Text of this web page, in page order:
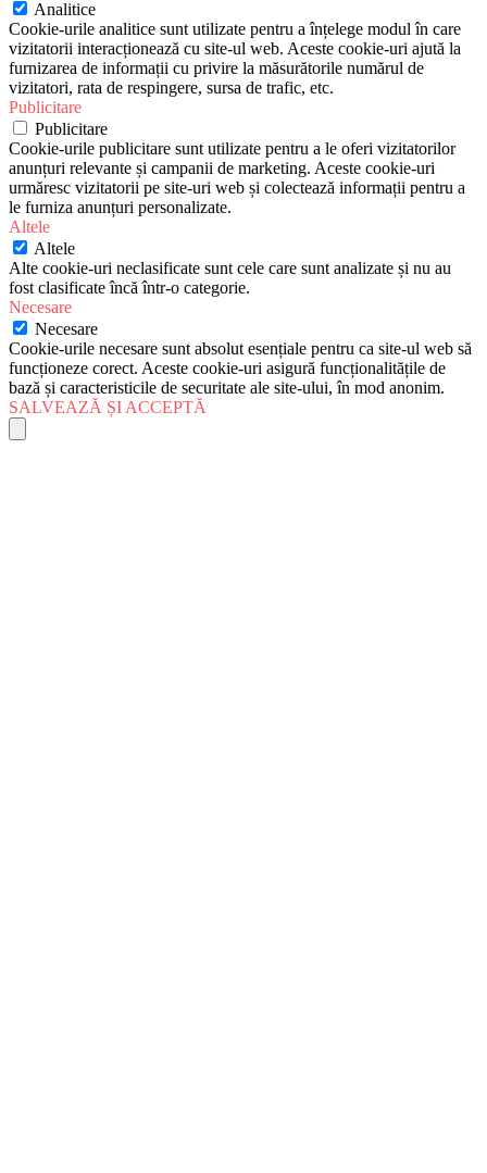
Analitice
Cookie-urile analitice sunt utilizate pentru a înțelege modul în care
vizitatorii interacționează cu site-ul web. Aceste cookie-uri ajută la
furnizarea de informații cu privire la măsurătorile numărul de
vizitatori, rata de respingere, sursa de trafic, etc.
Publicitare
Publicitare
Cookie-urile publicitare sunt utilizate pentru a le oferi vizitatorilor
anunțuri relevante și campanii de marketing. Aceste cookie-uri
urmăresc vizitatorii pe site-uri web și colectează informații pentru a
le furniza anunțuri personalizate.
Altele
Altele
Alte cookie-uri neclasificate sunt cele care sunt analizate și nu au
fost clasificate încă într-o categorie.
Necesare
Necesare
Cookie-urile necesare sunt absolut esențiale pentru ca site-ul web să
funcționeze corect. Aceste cookie-uri asigură funcționalitățile de
bază și caracteristicile de securitate ale site-ului, în mod anonim.
SALVEAZĂ ȘI ACCEPTĂ